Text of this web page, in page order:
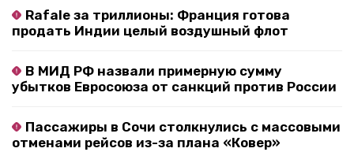
Rafale за триллионы: Франция готова
продать Индии целый воздушный флот
В МИД РФ назвали примерную сумму
убытков Евросоюза от санкций против России
Пассажиры в Сочи столкнулись с массовыми
отменами рейсов из-за плана «Ковер»